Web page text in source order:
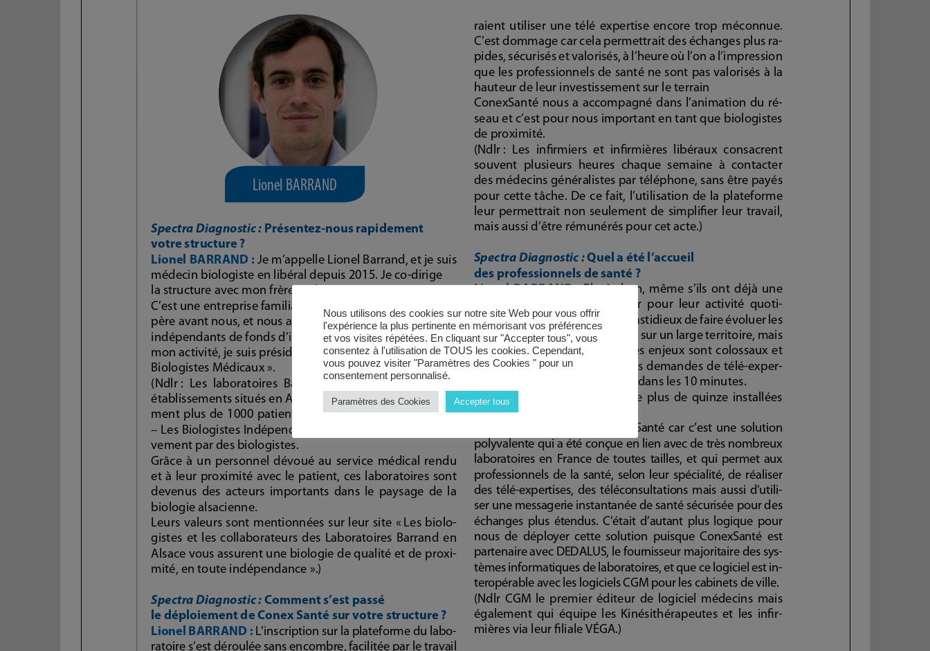
Nous utilisons des cookies sur notre site Web pour vous offrir
l'expérience la plus pertinente en mémorisant vos préférences
et vos visites répétées. En cliquant sur "Accepter tous", vous
consentez à l'utilisation de TOUS les cookies. Cependant,
vous pouvez visiter "Paramètres des Cookies " pour un
consentement personnalisé.
Paramètres des Cookies Accepter tous